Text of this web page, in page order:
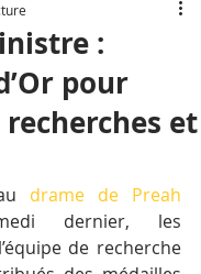
:
pour
recherches et
drame de Preah
dernier, les
de recherche